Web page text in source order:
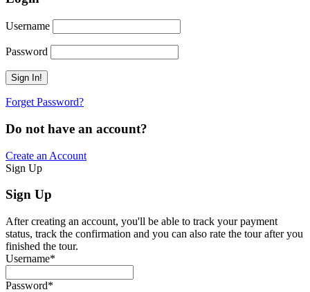
Username
Password
Forget Password?
Do not have an account?
Create an Account
Sign Up
Sign Up
After creating an account, you'll be able to track your payment
status, track the confirmation and you can also rate the tour after you
finished the tour.
Username*
Password*